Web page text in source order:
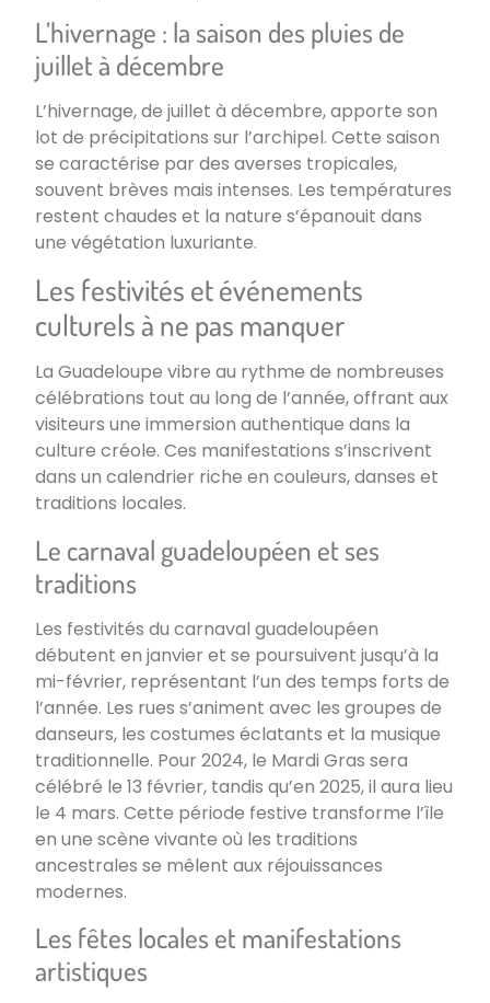
L’hivernage : la saison des pluies de
juillet à décembre
L’hivernage, de juillet à décembre, apporte son
lot de précipitations sur l’archipel. Cette saison
se caractérise par des averses tropicales,
souvent brèves mais intenses. Les températures
restent chaudes et la nature s’épanouit dans
une végétation luxuriante.
Les festivités et événements
culturels à ne pas manquer
La Guadeloupe vibre au rythme de nombreuses
célébrations tout au long de l’année, offrant aux
visiteurs une immersion authentique dans la
culture créole. Ces manifestations s’inscrivent
dans un calendrier riche en couleurs, danses et
traditions locales.
Le carnaval guadeloupéen et ses
traditions
Les festivités du carnaval guadeloupéen
débutent en janvier et se poursuivent jusqu’à la
mi-février, représentant l’un des temps forts de
l’année. Les rues s’animent avec les groupes de
danseurs, les costumes éclatants et la musique
traditionnelle. Pour 2024, le Mardi Gras sera
célébré le 13 février, tandis qu’en 2025, il aura lieu
le 4 mars. Cette période festive transforme l’île
en une scène vivante où les traditions
ancestrales se mêlent aux réjouissances
modernes.
Les fêtes locales et manifestations
artistiques